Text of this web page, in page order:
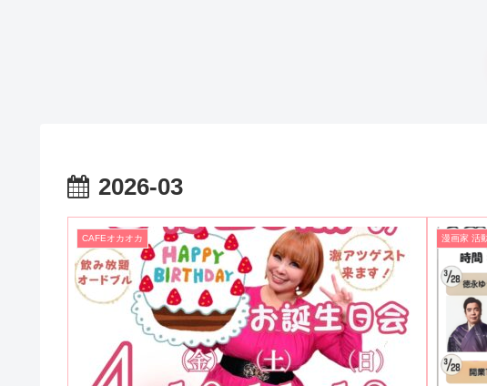
2026-03
CAFEオカオカ 漫画家 活